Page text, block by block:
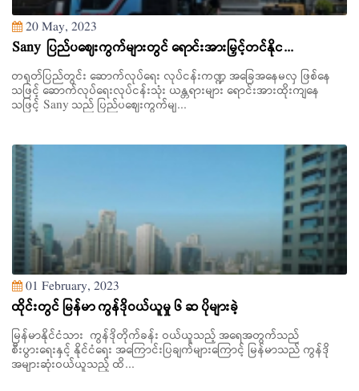
20 May, 2023
Sany ပြည်ပဈေးကွက်များတွင် ရောင်းအားမြှင့်တင်နိုင...
တရုတ်ပြည်တွင်း ဆောက်လုပ်ရေး လုပ်ငန်းကဏ္ဍ အခြေအနေမလှ ဖြစ်နေ
သဖြင့် ဆောက်လုပ်ရေးလုပ်ငန်းသုံး ယန္တရားများ ရောင်းအားထိုးကျနေ
သဖြင့် Sany သည် ပြည်ပဈေးကွက်မျ...
01 February, 2023
ထိုင်းတွင် မြန်မာ ကွန်ဒိုဝယ်ယူမှု ၆ ဆ ပိုများခဲ့
မြန်မာနိုင်ငံသား ကွန်ဒိုတိုက်ခန်း ဝယ်ယူသည့် အရေအတွက်သည်
စီးပွားရေးနှင့် နိုင်ငံရေး အကြောင်းပြချက်များကြောင့် မြန်မာသည် ကွန်ဒို
အများဆုံးဝယ်ယူသည့် ထိ...